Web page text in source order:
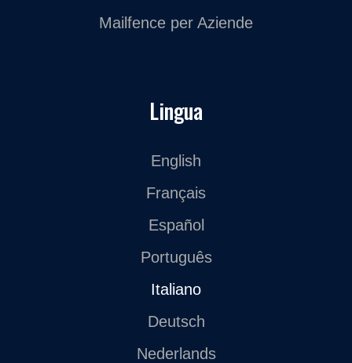
Mailfence per Aziende
Lingua
English
Français
Español
Português
Italiano
Deutsch
Nederlands